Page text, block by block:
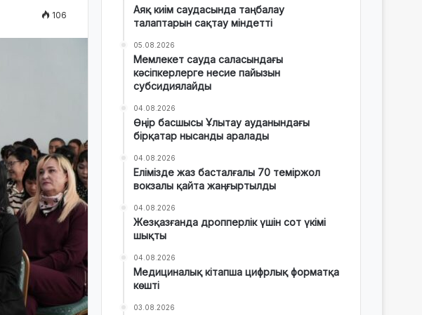
106
Аяқ киім саудасында таңбалау
талаптарын сақтау міндетті
05.08.2026
Мемлекет сауда саласындағы
кәсіпкерлерге несие пайызын
субсидиялайды
04.08.2026
Өңір басшысы Ұлытау ауданындағы
бірқатар нысанды аралады
04.08.2026
Елімізде жаз басталғалы 70 теміржол
вокзалы қайта жаңғыртылды
04.08.2026
Жезқазғанда дропперлік үшін сот үкімі
шықты
04.08.2026
Медициналық кітапша цифрлық форматқа
көшті
03.08.2026